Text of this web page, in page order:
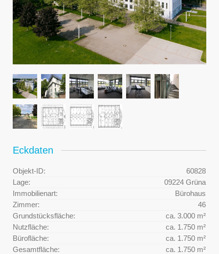
Eckdaten
Objekt-ID:
60828
Lage:
09224 Grüna
Immobilienart:
Bürohaus
Zimmer:
46
Grundstücksfläche:
ca. 3.000 m²
Nutzfläche:
ca. 1.750 m²
Bürofläche:
ca. 1.750 m²
Gesamtfläche:
ca. 1.750 m²